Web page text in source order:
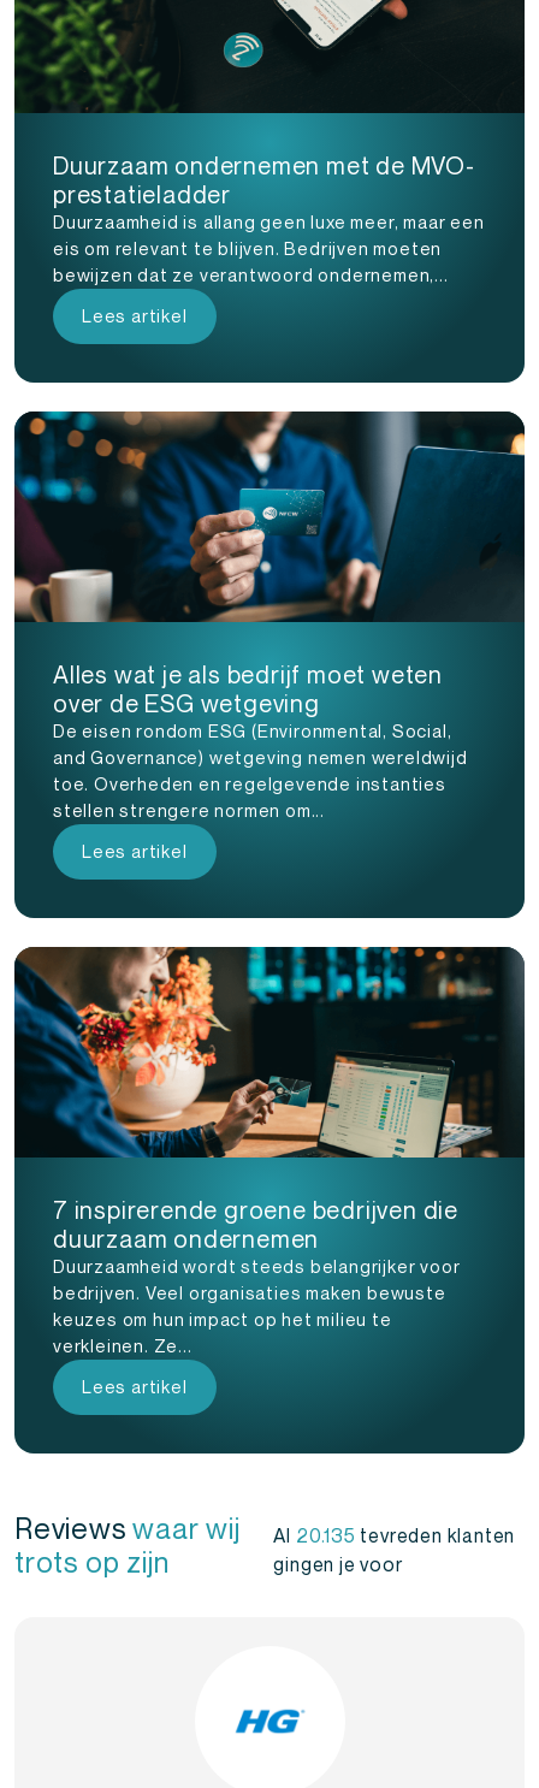
Duurzaam ondernemen met de MVO-
prestatieladder
Duurzaamheid is allang geen luxe meer, maar een
eis om relevant te blijven. Bedrijven moeten
bewijzen dat ze verantwoord ondernemen,...
Lees artikel
Alles wat je als bedrijf moet weten
over de ESG wetgeving
De eisen rondom ESG (Environmental, Social,
and Governance) wetgeving nemen wereldwijd
toe. Overheden en regelgevende instanties
stellen strengere normen om...
Lees artikel
7 inspirerende groene bedrijven die
duurzaam ondernemen
Duurzaamheid wordt steeds belangrijker voor
bedrijven. Veel organisaties maken bewuste
keuzes om hun impact op het milieu te
verkleinen. Ze...
Lees artikel
Reviewswaar wij
trots op zijn
Al 20.135 tevreden klanten
gingen je voor